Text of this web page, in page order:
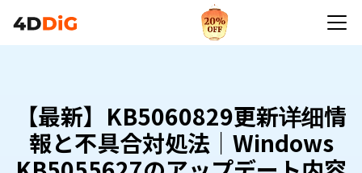
【最新】KB5060829更新详细情
報と不具合対処法｜Windows